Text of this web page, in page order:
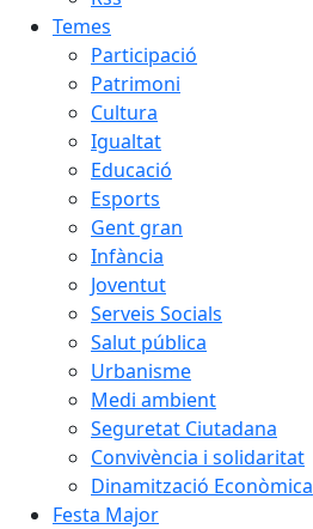
Temes
Participació
Patrimoni
Cultura
Igualtat
Educació
Esports
Gent gran
Infància
Joventut
Serveis Socials
Salut pública
Urbanisme
Medi ambient
Seguretat Ciutadana
Convivència i solidaritat
Dinamització Econòmica
Festa Major